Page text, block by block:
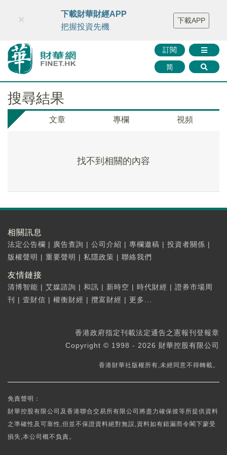
財華智庫網 FINTV FINMETA 財華證券 媒體矩陣
智庫沙龍
聯絡我們
訂閱
简
×
下載財華財經APP
把握投資先機
下載APP
搜尋結果
文章 專欄 視頻
找不到相關的內容
相關訊息
法定公告欄 | 廣告查詢 | 公司介紹 | 專欄邀稿 | 投資者關係 |
版權聲明 | 重要聲明 | 私隱政策 | 聯絡我們
友情鏈接
清博智能 | 艾媒諮詢 | 和訊 | 新時空 | 時代財經 | 證券市場周
刊
| 壹財信 | 權衡財經 | 攬富財經 | 更多...
香港政府指定刊載法定通告之憲報刊登報章
Copyright © 1998 - 2026 財華控股有限公司
香港財華社版權所有,未經同意不得轉載。
免責聲明：
財華控股有限公司及香港聯合交易所有限公司將盡力確保彼等所提供資料
之準確性及可靠性,但並不保證資料絕對無誤,資料如有錯漏而令閣下蒙受
損失,本公司概不負責。